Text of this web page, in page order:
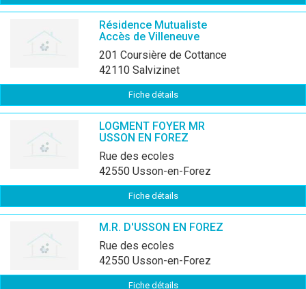
Résidence Mutualiste
Accès de Villeneuve
201 Coursière de Cottance
42110 Salvizinet
Fiche détails
LOGMENT FOYER MR
USSON EN FOREZ
rue des ecoles
42550 Usson-en-Forez
Fiche détails
M.R. D'USSON EN FOREZ
rue des ecoles
42550 Usson-en-Forez
Fiche détails